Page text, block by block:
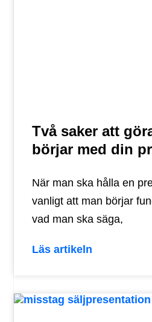
Två saker att
börjar med din
När man ska hålla en
vanligt att man börjar
vad man ska säga,
Läs artikeln